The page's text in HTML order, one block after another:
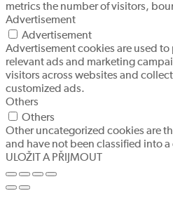
metrics the number of visitors,
Advertisement
Advertisement
Advertisement cookies are used
relevant ads and marketing
visitors across websites and
customized ads.
Others
Others
Other uncategorized cookies are
and have not been classified into a
ULOŽIT A PŘIJMOUT